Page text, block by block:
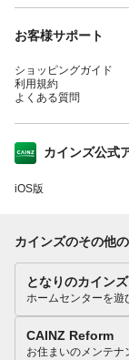
お客様サポート
ショッピングガイド
利用規約
よくある質問
カインズ公式
iOS版
カインズのその他
となりのカイン
ホームセンターを遊
CAINZ Reform
お住まいのメンテナ